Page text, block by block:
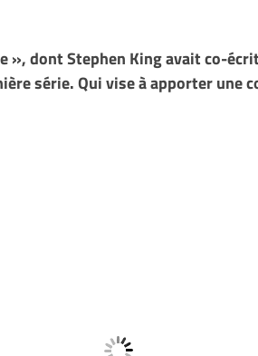
», dont Stephen King avait co-
série. Qui vise à apporter une